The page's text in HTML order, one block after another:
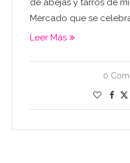
de abejas y tarros de
Mercado que se
Leer Más
0